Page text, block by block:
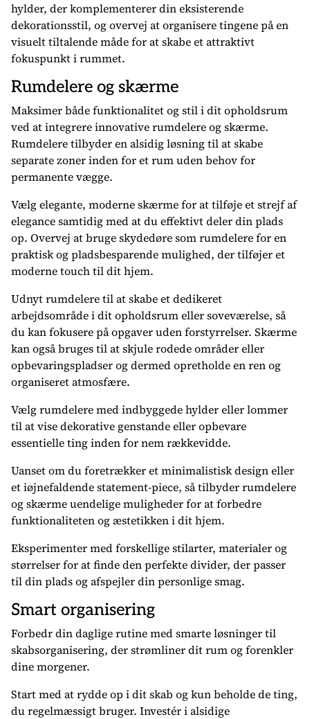
hylder, der komplementerer din eksisterende
dekorationsstil, og overvej at organisere tingene på en
visuelt tiltalende måde for at skabe et attraktivt
fokuspunkt i rummet.
Rumdelere og skærme
Maksimer både funktionalitet og stil i dit opholdsrum
ved at integrere innovative rumdelere og skærme.
Rumdelere tilbyder en alsidig løsning til at skabe
separate zoner inden for et rum uden behov for
permanente vægge.
Vælg elegante, moderne skærme for at tilføje et strejf af
elegance samtidig med at du effektivt deler din plads
op. Overvej at bruge skydedøre som rumdelere for en
praktisk og pladsbesparende mulighed, der tilføjer et
moderne touch til dit hjem.
Udnyt rumdelere til at skabe et dedikeret
arbejdsområde i dit opholdsrum eller soveværelse, så
du kan fokusere på opgaver uden forstyrrelser. Skærme
kan også bruges til at skjule rodede områder eller
opbevaringspladser og dermed opretholde en ren og
organiseret atmosfære.
Vælg rumdelere med indbyggede hylder eller lommer
til at vise dekorative genstande eller opbevare
essentielle ting inden for nem rækkevidde.
Uanset om du foretrækker et minimalistisk design eller
et iøjnefaldende statement-piece, så tilbyder rumdelere
og skærme uendelige muligheder for at forbedre
funktionaliteten og æstetikken i dit hjem.
Eksperimenter med forskellige stilarter, materialer og
størrelser for at finde den perfekte divider, der passer
til din plads og afspejler din personlige smag.
Smart organisering
Forbedr din daglige rutine med smarte løsninger til
skabsorganisering, der strømliner dit rum og forenkler
dine morgener.
Start med at rydde op i dit skab og kun beholde de ting,
du regelmæssigt bruger. Investér i alsidige